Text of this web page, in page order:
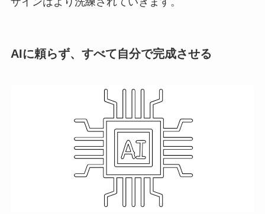
AIに頼らず、すべて自分で完成させる